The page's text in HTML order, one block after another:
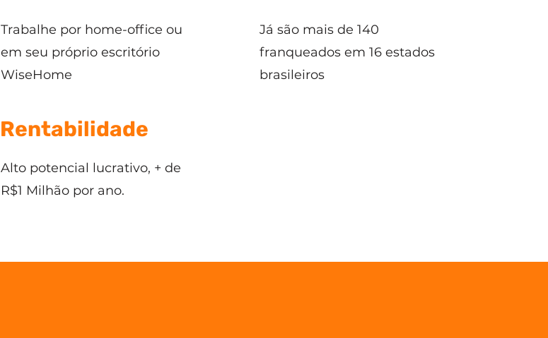
Trabalhe por home-office ou
em seu próprio escritório
WiseHome
Já são mais de 140
franqueados em 16 estados
brasileiros
Rentabilidade
Alto potencial lucrativo, + de
R$1 Milhão por ano.